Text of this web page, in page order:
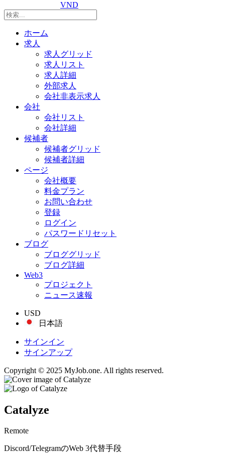
VND
ホーム
求人
求人グリッド
求人リスト
求人詳細
外部求人
会社非表示求人
会社
会社リスト
会社詳細
候補者
候補者グリッド
候補者詳細
ページ
会社概要
料金プラン
お問い合わせ
登録
ログイン
パスワードリセット
ブログ
ブロググリッド
ブログ詳細
Web3
プロジェクト
ニュース速報
USD
日本語
サインイン
サインアップ
Copyright © 2025 MyJob.one. All rights reserved.
Catalyze
Remote
Discord/TelegramのWeb 3代替手段